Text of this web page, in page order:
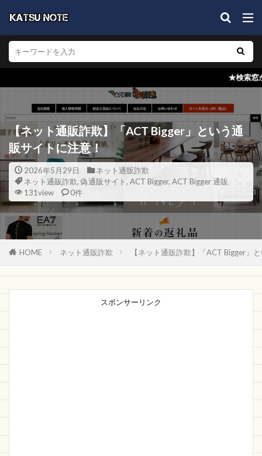
★検索窓からブログ内検索を！ど
【ネット通販詐欺】「ACT Bigger」という通
販サイトに注意！
2026年5月29日
ネット通販詐欺
ネット通販詐欺,偽通販サイト, ACT Bigger, ACT Bigger 通販
131view
0件
HOME ネット通販詐欺 【ネット通販詐欺】「ACT Bigger」
スポンサーリンク